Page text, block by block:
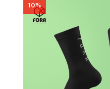
10%